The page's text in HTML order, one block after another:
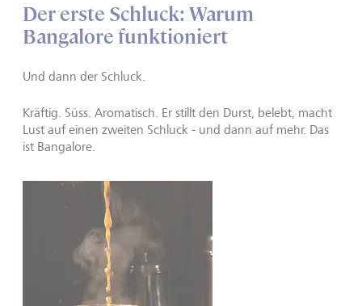
Der erste Schluck: Warum
Bangalore funktioniert
Und dann der Schluck.
Kräftig. Süss. Aromatisch. Er stillt den Durst, belebt, macht
Lust auf einen zweiten Schluck - und dann auf mehr. Das
ist Bangalore.